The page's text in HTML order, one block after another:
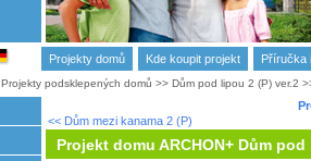
Projekty domů Kde koupit projekt Příručka
Projekty podsklepených domů >> Dům pod lipou 2 (P) ver.2
<< Dům mezi kanama 2 (P)
Projekt domu ARCHON+ Dům